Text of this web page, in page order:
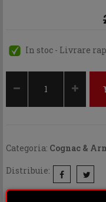
In stoc - Livrare
Categoria: Cognac &
Distribuie: